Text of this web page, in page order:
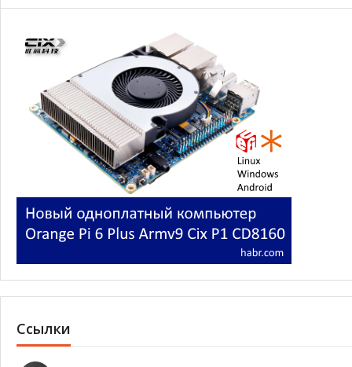
Ссылки